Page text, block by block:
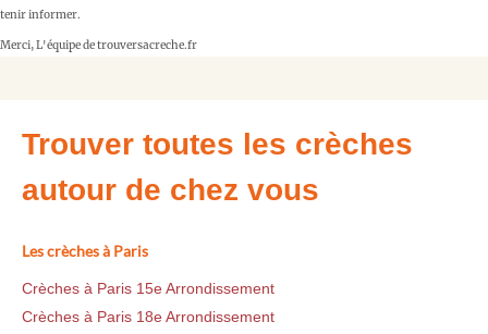
tenir informer.
Merci, L'équipe de trouversacreche.fr
Trouver toutes les crèches
autour de chez vous
Les crèches à Paris
Crèches à Paris 15e Arrondissement
Crèches à Paris 18e Arrondissement